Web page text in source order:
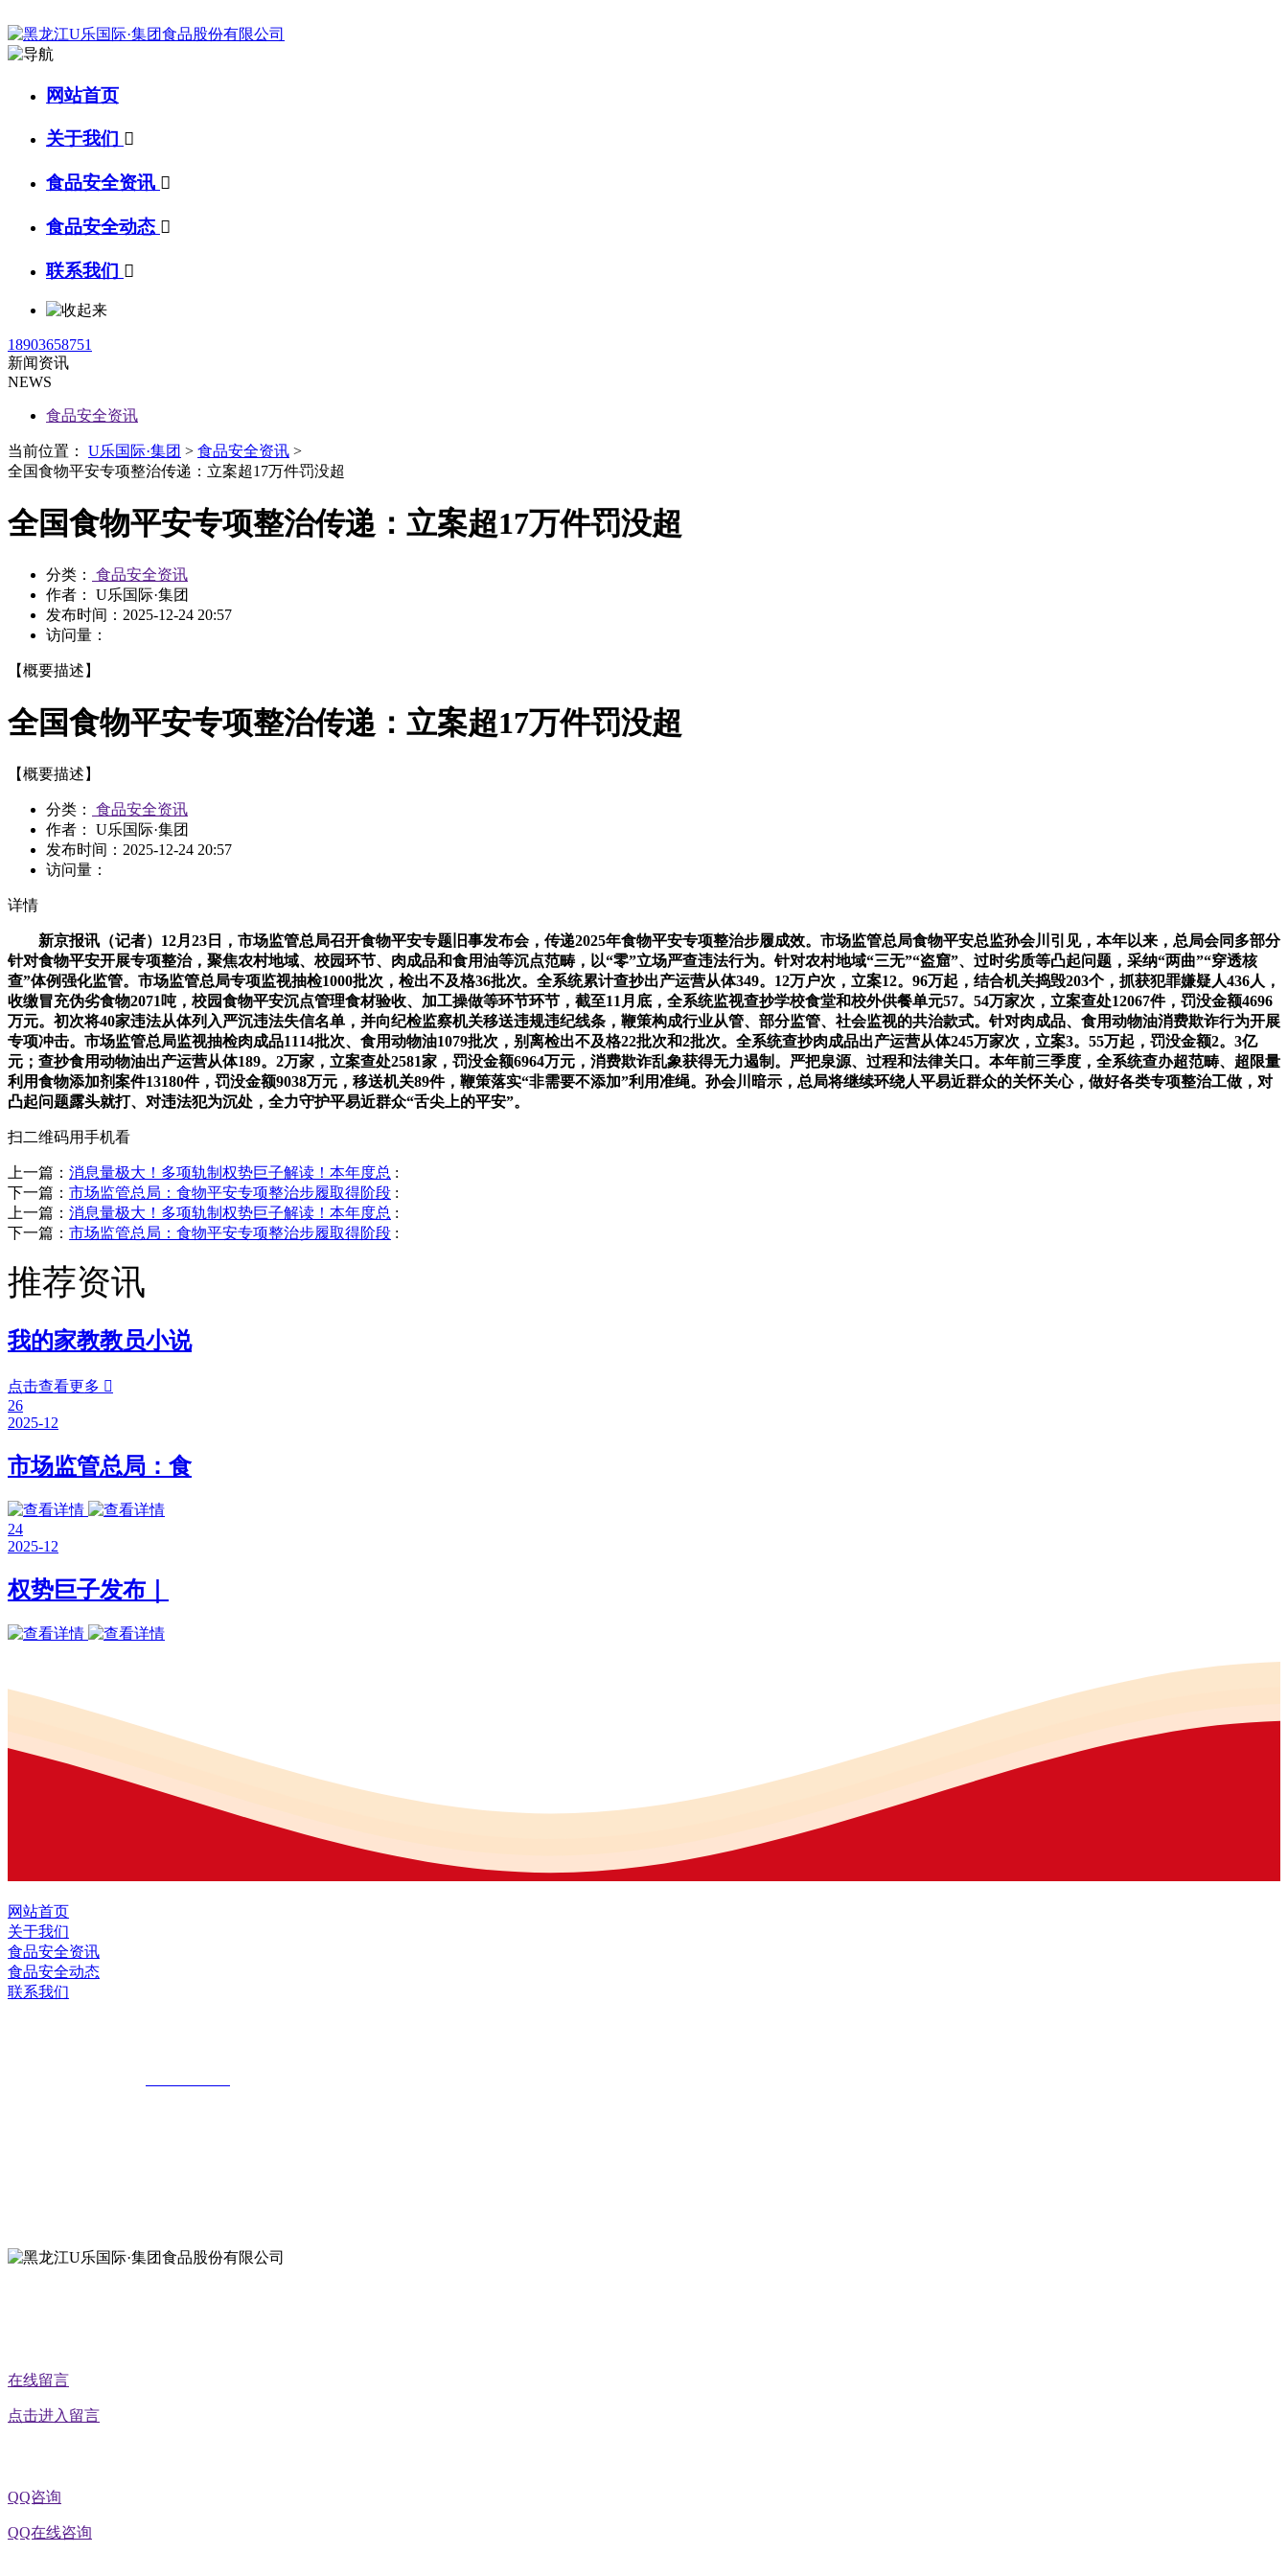
网站首页
关于我们 
食品安全资讯 
食品安全动态 
联系我们 
18903658751
新闻资讯
NEWS
食品安全资讯
当前位置： U乐国际·集团 > 食品安全资讯 >
全国食物平安专项整治传递：立案超17万件罚没超
全国食物平安专项整治传递：立案超17万件罚没超
分类：
食品安全资讯
作者： U乐国际·集团
发布时间： 2025-12-24 20:57
访问量：
【概要描述】
全国食物平安专项整治传递：立案超17万件罚没超
【概要描述】
分类：
食品安全资讯
作者： U乐国际·集团
发布时间： 2025-12-24 20:57
访问量：
详情
新京报讯（记者）12月23日，市场监管总局召开食物平安专题旧事发布会，传递2025年食物平安专项整治步履成效。市场监管总局食物平安总监孙会川引见，本年以来，总局会同多部分
针对食物平安开展专项整治，聚焦农村地域、校园环节、肉成品和食用油等沉点范畴，以“零”立场严查违法行为。针对农村地域“三无”“盗窟”、过时劣质等凸起问题，采纳“两曲”“穿透核
查”体例强化监管。市场监管总局专项监视抽检1000批次，检出不及格36批次。全系统累计查抄出产运营从体349。12万户次，立案12。96万起，结合机关捣毁203个，抓获犯罪嫌疑人436人，
收缴冒充伪劣食物2071吨，校园食物平安沉点管理食材验收、加工操做等环节环节，截至11月底，全系统监视查抄学校食堂和校外供餐单元57。54万家次，立案查处12067件，罚没金额4696
万元。初次将40家违法从体列入严沉违法失信名单，并向纪检监察机关移送违规违纪线条，鞭策构成行业从管、部分监管、社会监视的共治款式。针对肉成品、食用动物油消费欺诈行为开展
专项冲击。市场监管总局监视抽检肉成品1114批次、食用动物油1079批次，别离检出不及格22批次和2批次。全系统查抄肉成品出产运营从体245万家次，立案3。55万起，罚没金额2。3亿
元；查抄食用动物油出产运营从体189。2万家，立案查处2581家，罚没金额6964万元，消费欺诈乱象获得无力遏制。严把泉源、过程和法律关口。本年前三季度，全系统查办超范畴、超限量
利用食物添加剂案件13180件，罚没金额9038万元，移送机关89件，鞭策落实“非需要不添加”利用准绳。孙会川暗示，总局将继续环绕人平易近群众的关怀关心，做好各类专项整治工做，对
凸起问题露头就打、对违法犯为沉处，全力守护平易近群众“舌尖上的平安”。
扫二维码用手机看
上一篇： 消息量极大！多项轨制权势巨子解读！本年度总 :
下一篇： 市场监管总局：食物平安专项整治步履取得阶段 :
上一篇： 消息量极大！多项轨制权势巨子解读！本年度总 :
下一篇： 市场监管总局：食物平安专项整治步履取得阶段 :
推荐资讯
我的家教教员小说
点击查看更多 
26
2025-12
市场监管总局：食
24
2025-12
权势巨子发布｜
网站首页
关于我们
食品安全资讯
食品安全动态
联系我们
在线留言
点击进入留言
QQ咨询
QQ在线咨询